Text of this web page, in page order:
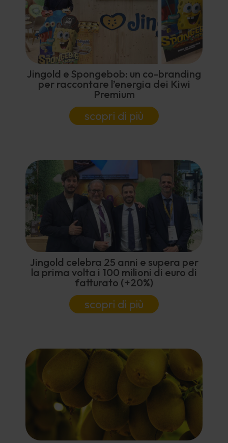
Jingold e Spongebob: un co-branding
per raccontare l’energia dei Kiwi
Premium
scopri di più
Jingold celebra 25 anni e supera per
la prima volta i 100 milioni di euro di
fatturato (+20%)
scopri di più